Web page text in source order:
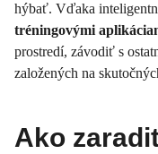
hýbať. Vďaka
tréningovými
prostredí, závodiť s
založených na
Ako